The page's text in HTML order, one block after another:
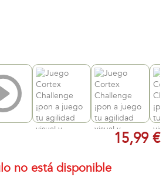
15,99 €
no está disponible